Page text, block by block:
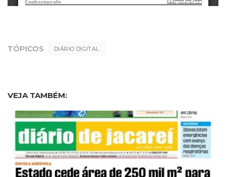
TÓPICOS DIÁRIO DIGITAL
VEJA TAMBÉM: